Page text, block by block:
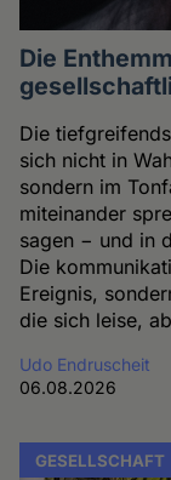
Die
Die
sich nicht in
sondern im
miteinander
sagen − und in
Die
Ereignis,
die sich leise,
Udo Endruscheit
06.08.2026
GESELLSCHAFT